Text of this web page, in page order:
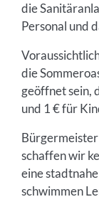
die
Personal und
die
geöffnet sein,
und 1 € für
schaffen wir
eine
schwimmen